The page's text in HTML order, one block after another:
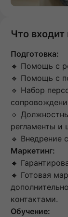
Что
Подготовка:
🔹 Помощь с
🔹 Помощь с
🔹 Набор
🔹
регламенты и
🔹 Внедрение
Маркетинг:
🔹
🔹 Готовая
контактами.
Обучение: